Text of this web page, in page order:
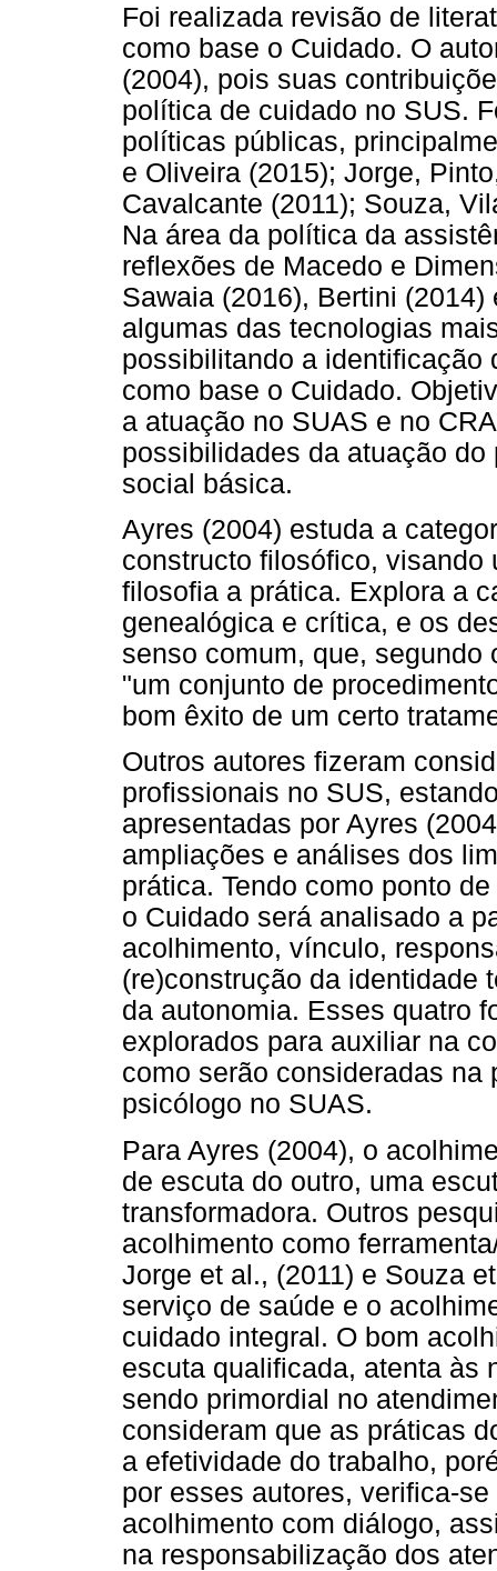
Foi realizada revisão de
como base o Cuidado. O
(2004), pois suas
política de cuidado no SUS.
políticas públicas,
e Oliveira (2015); Jorge,
Cavalcante (2011); Souza,
Na área da política da
reflexões de Macedo e
Sawaia (2016), Bertini
algumas das tecnologias
possibilitando a identificação
como base o Cuidado.
a atuação no SUAS e no
possibilidades da atuação
social básica.
Ayres (2004) estuda a
constructo filosófico, visando
filosofia a prática. Explora a
genealógica e crítica, e os
senso comum, que, segundo
"um conjunto de
bom êxito de um certo
Outros autores fizeram
profissionais no SUS,
apresentadas por Ayres
ampliações e análises dos
prática. Tendo como ponto
o Cuidado será analisado a
acolhimento, vínculo,
(re)construção da identidade
da autonomia. Esses quatro
explorados para auxiliar na
como serão consideradas na
psicólogo no SUAS.
Para Ayres (2004), o
de escuta do outro, uma
transformadora. Outros
acolhimento como
Jorge et al., (2011) e Souza
serviço de saúde e o
cuidado integral. O bom
escuta qualificada, atenta às
sendo primordial no
consideram que as práticas
a efetividade do trabalho,
por esses autores, verifica-
acolhimento com diálogo,
na responsabilização dos